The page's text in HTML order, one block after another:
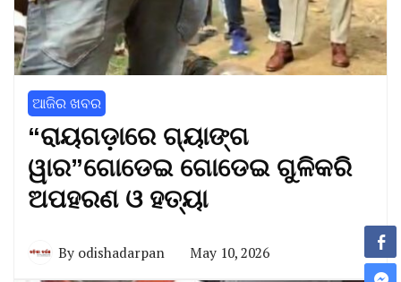
ଆଜିର ଖବର
“ରାୟଗଡ଼ାରେ ଗ୍ୟାଙ୍ଗ
ୱାର”ଗୋଡେଇ ଗୋଡେଇ ଗୁଳିକରି
ଅପହରଣ ଓ ହତ୍ୟା
By odishadarpan May 10, 2026